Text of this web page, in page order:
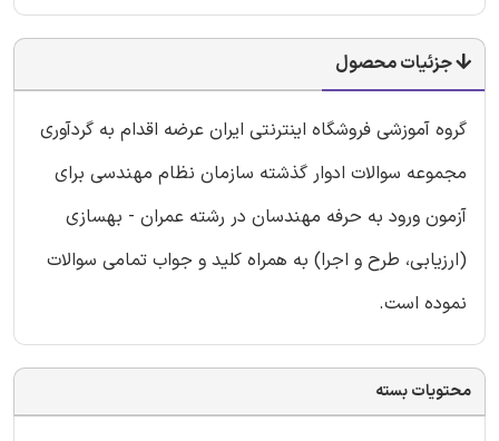
جزئیات محصول
گروه آموزشی فروشگاه اینترنتی ایران عرضه اقدام به گردآوری
مجموعه سوالات ادوار گذشته سازمان نظام مهندسی برای
آزمون ورود به حرفه مهندسان در رشته عمران - بهسازی
(ارزیابی، طرح و اجرا) به همراه کلید و جواب تمامی سوالات
نموده است.
محتویات بسته